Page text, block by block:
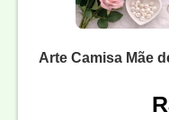
Arte Camisa Mãe